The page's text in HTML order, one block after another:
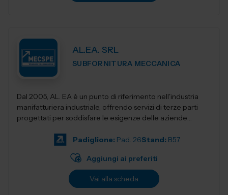
AL.EA. SRL
SUBFORNITURA MECCANICA
Dal 2005, AL. EA è un punto di riferimento nell'industria
manifatturiera industriale, offrendo servizi di terze parti
progettati per soddisfare le esigenze delle aziende
Padiglione: Pad. 26Stand: B57
Aggiungi ai preferiti
Vai alla scheda